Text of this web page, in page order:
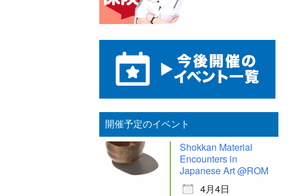
開催予定のイベント
Shokkan Material
Encounters in
Japanese Art @ROM
4月4日